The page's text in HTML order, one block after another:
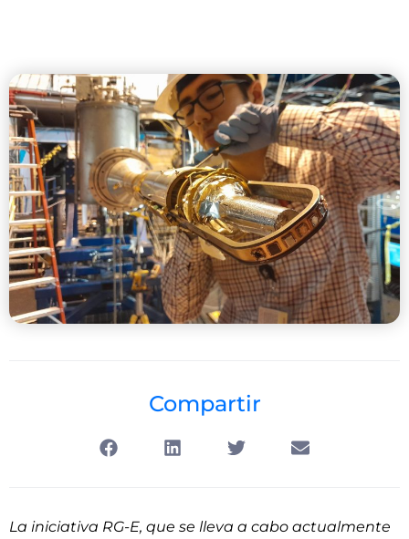
Compartir
La iniciativa RG-E, que se lleva a cabo actualmente